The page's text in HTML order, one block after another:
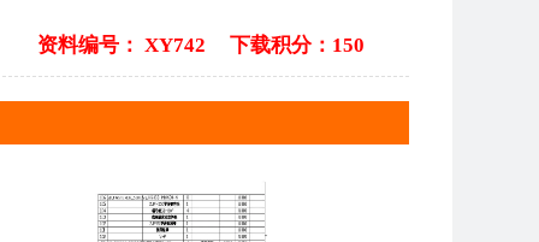
下载积分：150
资料编号： XY742